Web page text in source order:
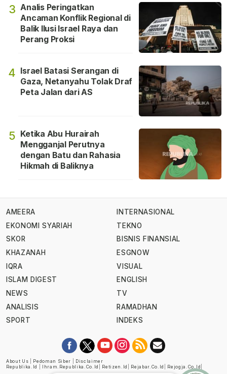
3 Analis Peringatkan
Ancaman Konflik Regional di
Balik Ilusi Israel Raya dan
Perang Proksi
4 Israel Batasi Serangan di
Gaza, Netanyahu Tolak Draf
Peta Jalan dari AS
5 Ketika Abu Hurairah
Mengganjal Perutnya
dengan Batu dan Rahasia
Hikmah di Baliknya
AMEERA
EKONOMI SYARIAH
SKOR
KHAZANAH
IQRA
ISLAM DIGEST
NEWS
ANALISIS
SPORT
INTERNASIONAL
TEKNO
BISNIS FINANSIAL
ESGNOW
VISUAL
ENGLISH
TV
RAMADHAN
INDEKS
About Us Pedoman Siber
Disclaimer
Republika.id
Ihram.republika.co.id Retizen.id Rejabar.co.id Rejogja.co.id